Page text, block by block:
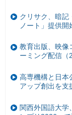
クリサク、暗記
ノート」提供開
教育出版、映像
ーミング配信（
高専機構と日本
アップ創出を支
関西外国語大学